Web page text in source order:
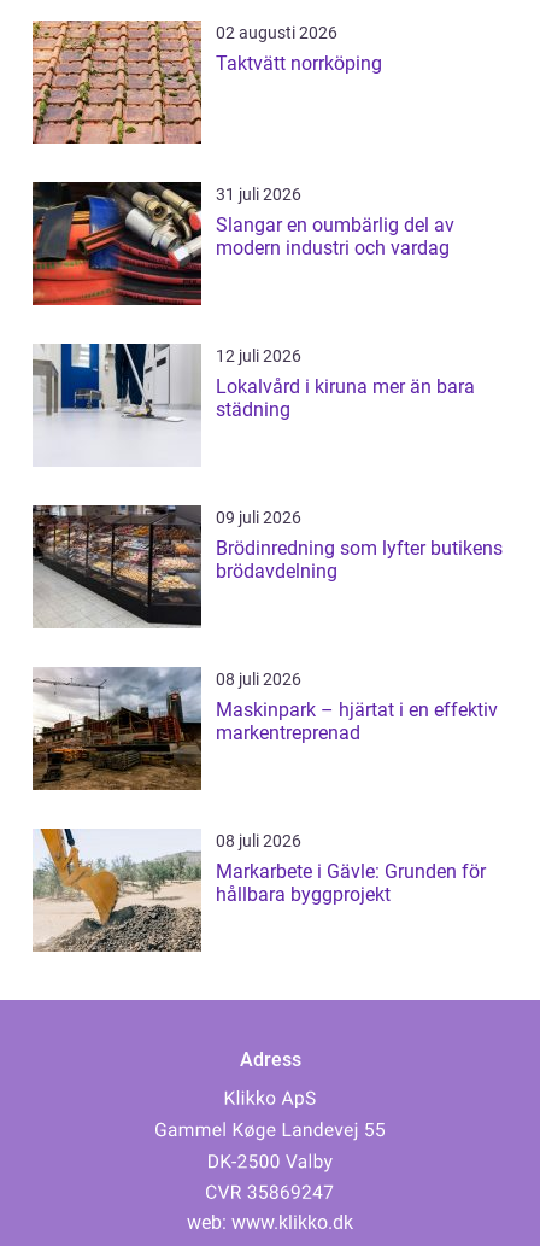
02 augusti 2026
Taktvätt norrköping
31 juli 2026
Slangar en oumbärlig del av
modern industri och vardag
12 juli 2026
Lokalvård i kiruna mer än bara
städning
09 juli 2026
Brödinredning som lyfter butikens
brödavdelning
08 juli 2026
Maskinpark – hjärtat i en effektiv
markentreprenad
08 juli 2026
Markarbete i Gävle: Grunden för
hållbara byggprojekt
Adress
web: www.klikko.dk